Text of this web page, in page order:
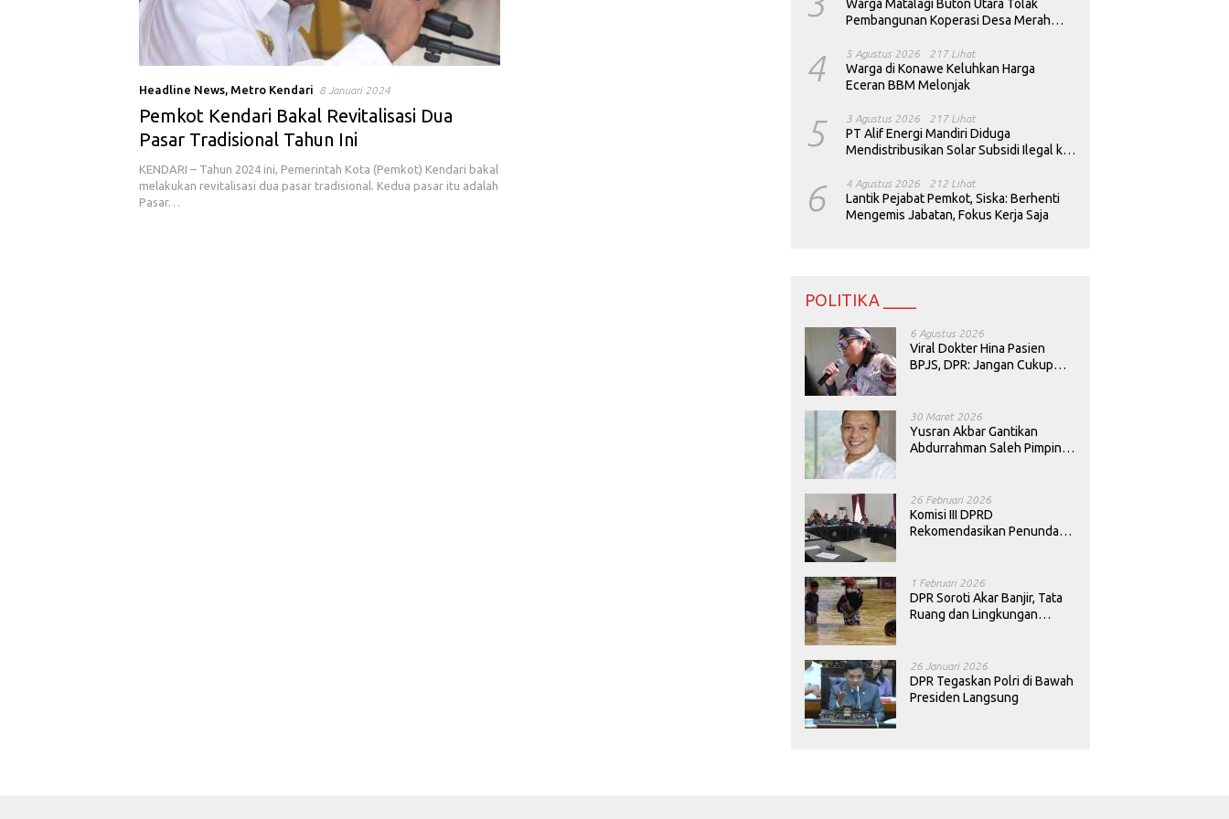
Headline News, Metro Kendari 8 Januari 2024
Pemkot Kendari Bakal Revitalisasi Dua
Pasar Tradisional Tahun Ini
KENDARI – Tahun 2024 ini, Pemerintah Kota (Pemkot) Kendari bakal
melakukan revitalisasi dua pasar tradisional. Kedua pasar itu adalah
Pasar…
Warga Matalagi Buton Utara Tolak
Pembangunan Koperasi Desa Merah
4 5 Agustus 2026 217 Lihat
Warga di Konawe Keluhkan Harga
Eceran BBM Melonjak
5 3 Agustus 2026 217 Lihat
PT Alif Energi Mandiri Diduga
Mendistribusikan Solar Subsidi Ilegal ke
6 4 Agustus 2026 212 Lihat
Lantik Pejabat Pemkot, Siska: Berhenti
Mengemis Jabatan, Fokus Kerja Saja
POLITIKA ____
6 Agustus 2026
Viral Dokter Hina Pasien
BPJS, DPR: Jangan Cukup
30 Maret 2026
Yusran Akbar Gantikan
Abdurrahman Saleh Pimpin
26 Februari 2026
Komisi III DPRD
Rekomendasikan Penundaan
1 Februari 2026
DPR Soroti Akar Banjir, Tata
Ruang dan Lingkungan
26 Januari 2026
DPR Tegaskan Polri di Bawah
Presiden Langsung